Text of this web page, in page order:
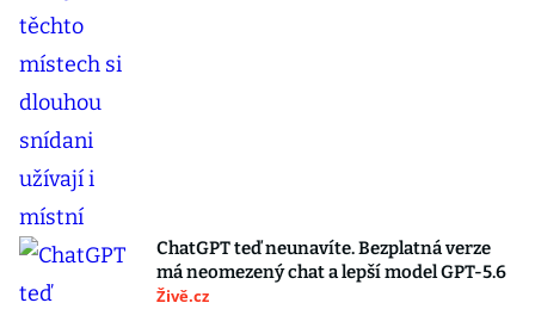
ChatGPT teď neunavíte. Bezplatná verze
má neomezený chat a lepší model GPT-5.6
Živě.cz